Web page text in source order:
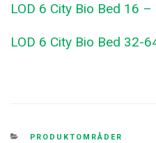
LOD 6 City Bio Bed 16
LOD 6 City Bio Bed 32-
KATEGORIER
PRODUKTOMRÅDER